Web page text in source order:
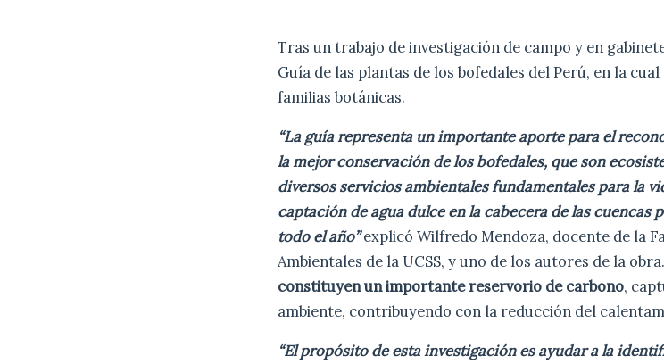
Tras un trabajo de investigación de campo y en
Guía de las plantas de los bofedales del Perú, en la cual
familias botánicas.
“La guía representa un importante aporte para el
la mejor conservación de los bofedales, que son
diversos servicios ambientales fundamentales para la
captación de agua dulce en la cabecera de las
todo el año” explicó Wilfredo Mendoza, docente de la
Ambientales de la UCSS, y uno de los autores de la
constituyen un importante reservorio de carbono,
ambiente, contribuyendo con la reducción del
“El propósito de esta investigación es ayudar a la